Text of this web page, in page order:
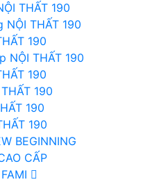
THẤT 190
THẤT 190
190
THẤT 190
190
190
190
190
BEGINNING
CẤP